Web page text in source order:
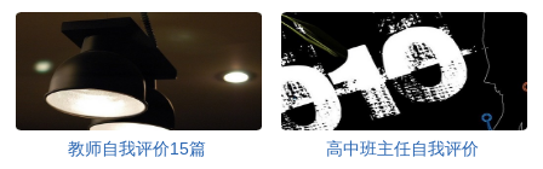
教师自我评价15篇 高中班主任自我评价